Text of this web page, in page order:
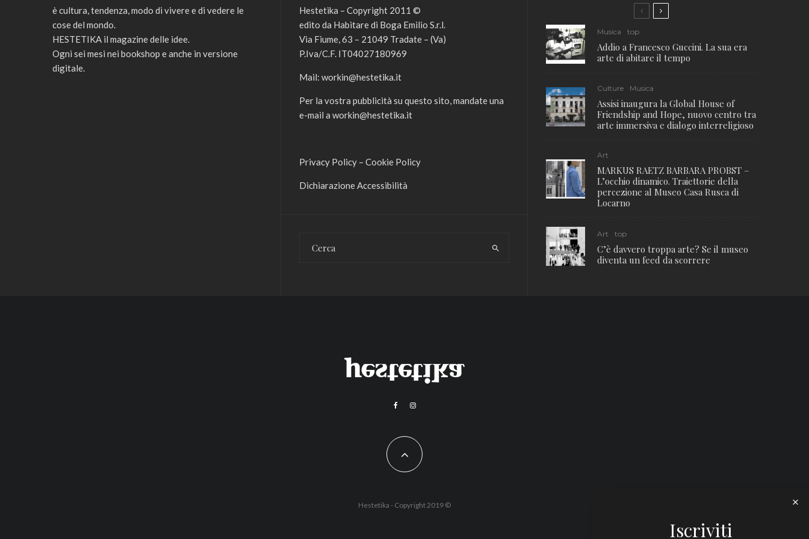
è cultura, tendenza, modo di vivere e di vedere le
cose del mondo.
HESTETIKA il magazine delle idee.
Ogni sei mesi nei bookshop e anche in versione
digitale.
Hestetika – Copyright 2011 ©
edito da Habitare di Boga Emilio S.r.l.
Via Fiume, 63 – 21049 Tradate – (Va)
P.Iva/C.F. IT04027180969
Mail: workin@hestetika.it
Per la vostra pubblicità su questo sito, mandate una
e-mail a workin@hestetika.it
Privacy Policy – Cookie Policy
Dichiarazione Accessibilità
Musica top
Addio a Francesco Guccini. La sua era
arte di abitare il tempo
Culture Musica
Assisi inaugura la Global House of
Friendship and Hope, nuovo centro tra
arte immersiva e dialogo interreligioso
Art
MARKUS RAETZ BARBARA PROBST –
L’occhio dinamico. Traiettorie della
percezione al Museo Casa Rusca di
Locarno
Art top
C’è davvero troppa arte? Se il museo
diventa un feed da scorrere
Hestetika - Copyright 2019 ©
Iscriviti